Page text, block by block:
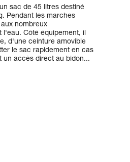
sac de 45 litres destiné
Pendant les marches
nombreux
l'eau. Côté équipement, il
d'une ceinture amovible
le sac rapidement en cas
un accès direct au bidon...